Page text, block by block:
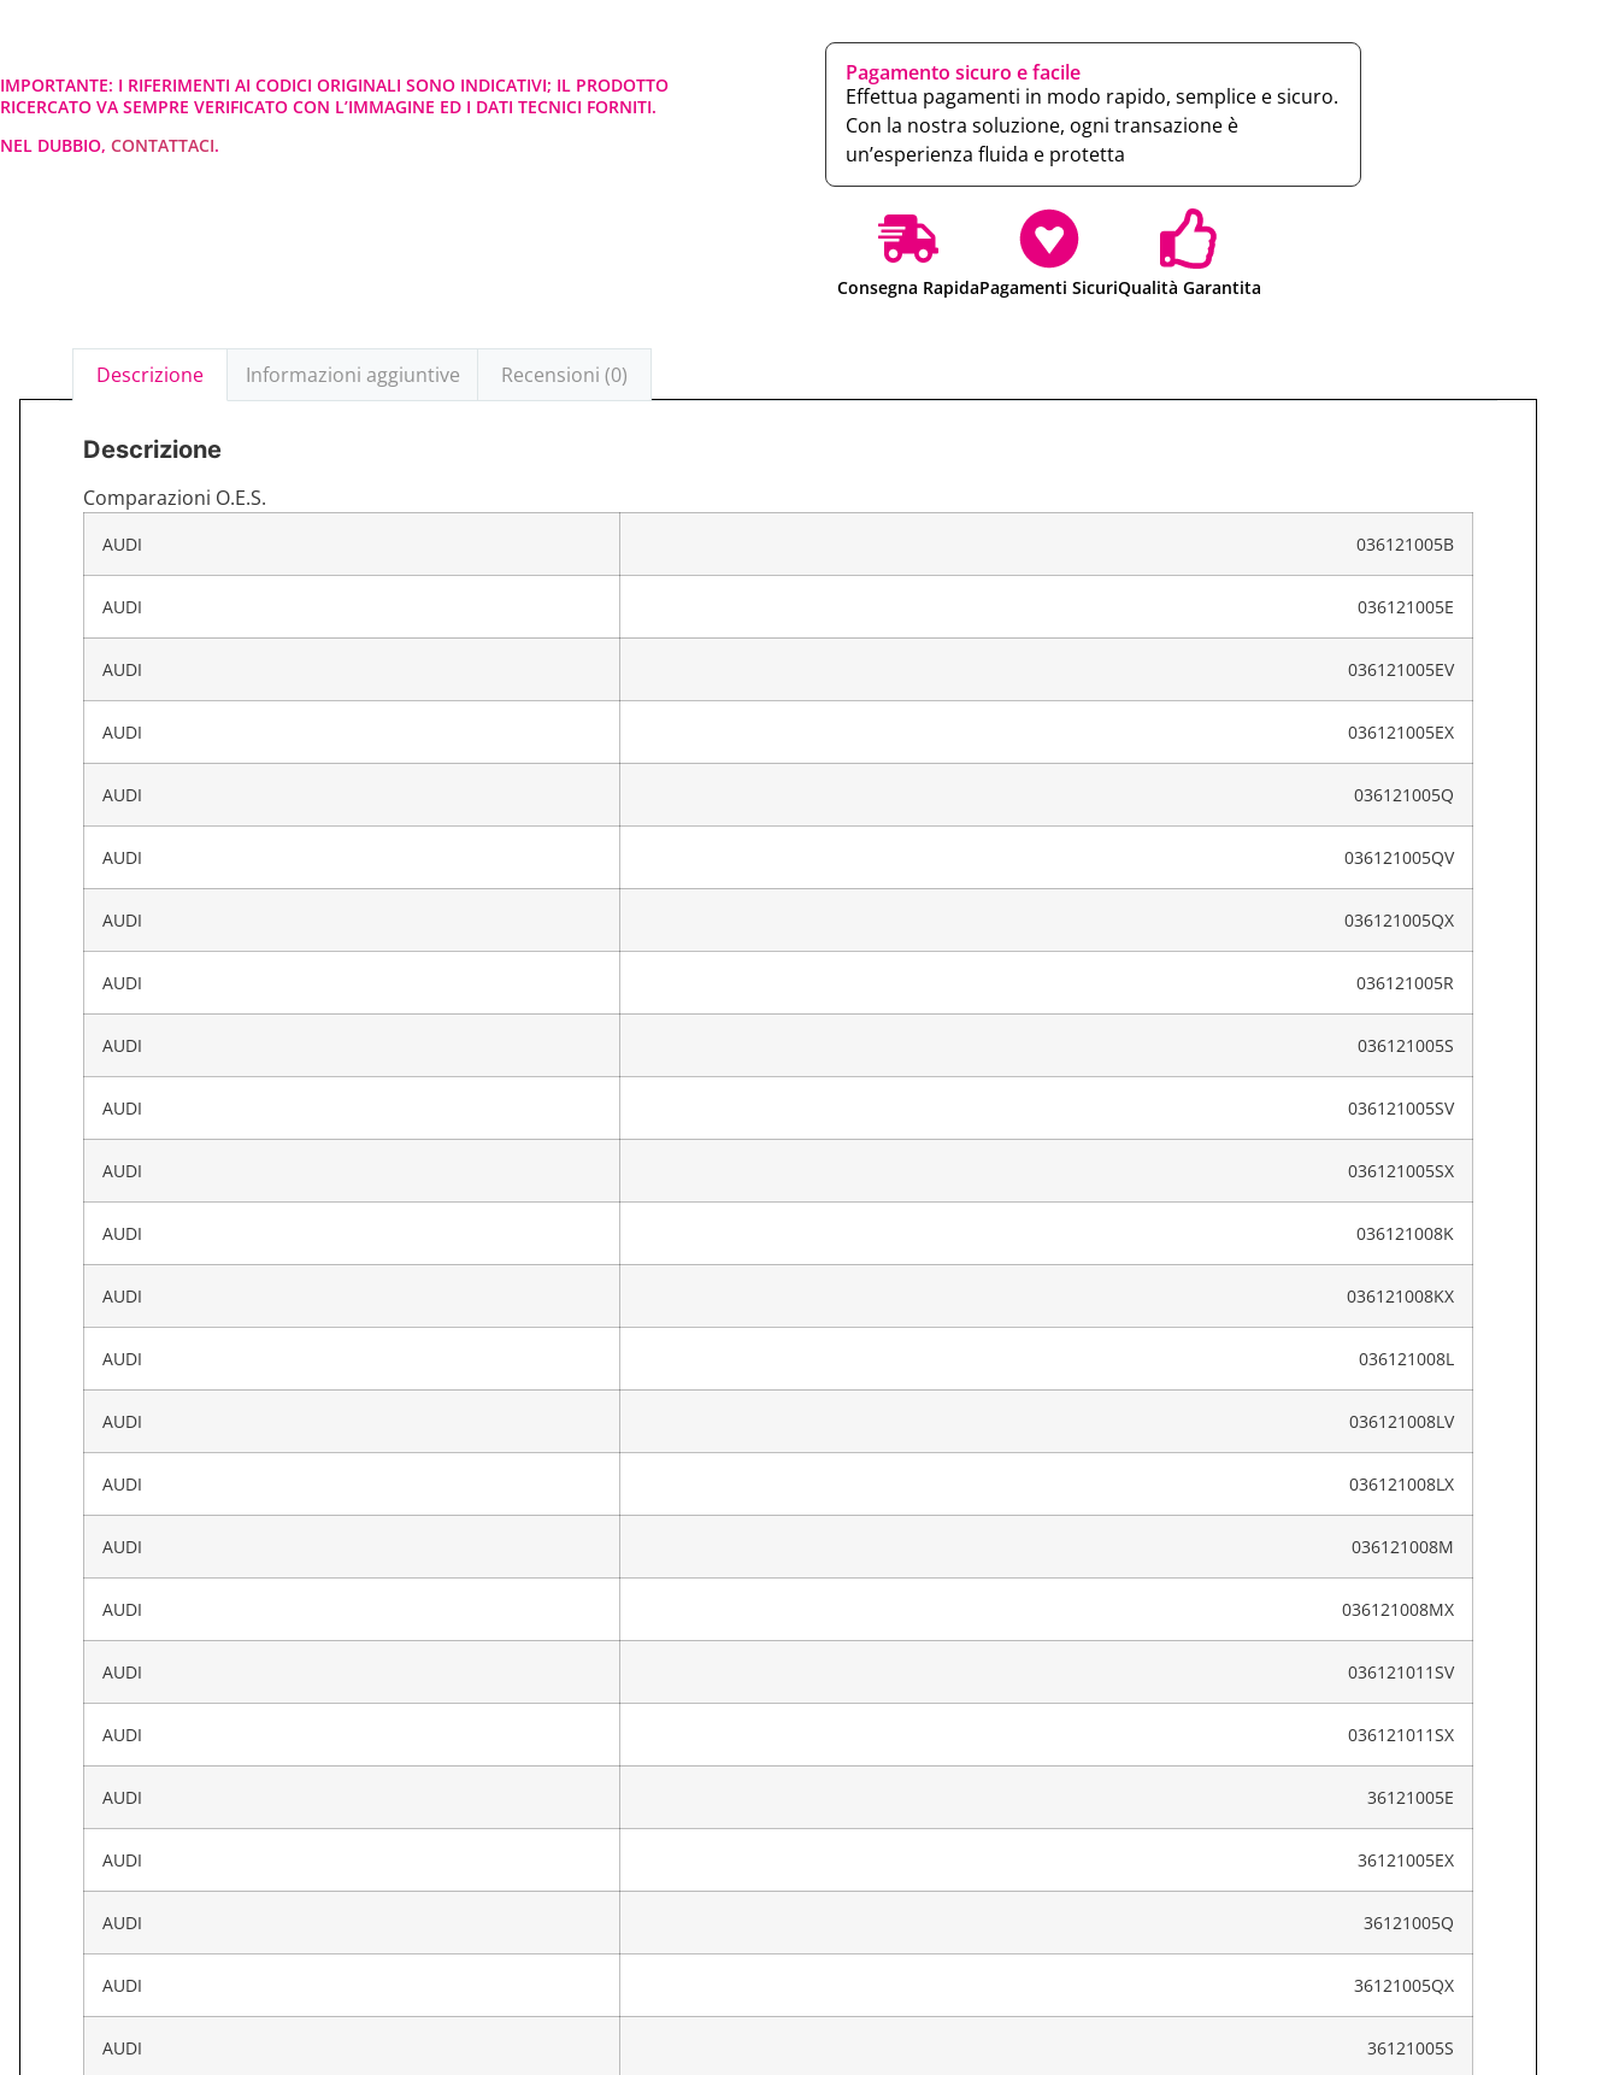
IMPORTANTE: I RIFERIMENTI AI CODICI ORIGINALI SONO INDICATIVI; IL PRODOTTO
RICERCATO VA SEMPRE VERIFICATO CON L’IMMAGINE ED I DATI TECNICI FORNITI.
NEL DUBBIO, CONTATTACI.
Pagamento sicuro e facile
Effettua pagamenti in modo rapido, semplice e sicuro.
Con la nostra soluzione, ogni transazione è
un’esperienza fluida e protetta
Consegna RapidaPagamenti SicuriQualità Garantita
Descrizione Informazioni aggiuntive Recensioni (0)
Descrizione
Comparazioni O.E.S.
AUDI 036121005B
AUDI 036121005E
AUDI 036121005EV
AUDI 036121005EX
AUDI 036121005Q
AUDI 036121005QV
AUDI 036121005QX
AUDI 036121005R
AUDI 036121005S
AUDI 036121005SV
AUDI 036121005SX
AUDI 036121008K
AUDI 036121008KX
AUDI 036121008L
AUDI 036121008LV
AUDI 036121008LX
AUDI 036121008M
AUDI 036121008MX
AUDI 036121011SV
AUDI 036121011SX
AUDI 36121005E
AUDI 36121005EX
AUDI 36121005Q
AUDI 36121005QX
AUDI 36121005S